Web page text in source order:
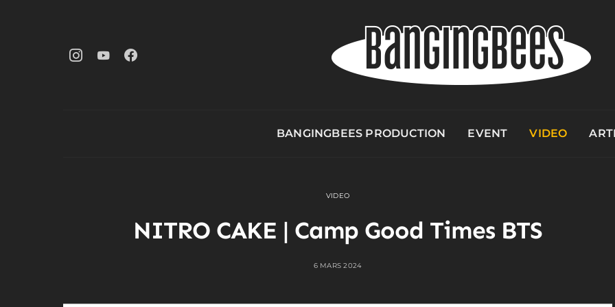
BANGINGBEES PRODUCTION EVENT VIDEO
VIDEO
NITRO CAKE | Camp Good Times BTS
6 MARS 2024